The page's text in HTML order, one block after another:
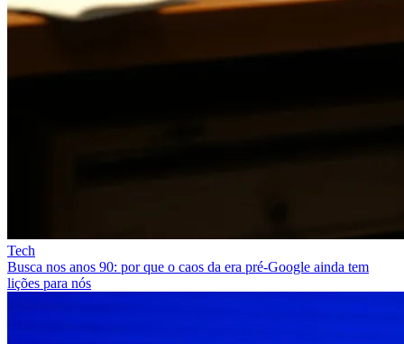
Tech
Busca nos anos 90: por que o caos da era pré‑Google ainda tem
lições para nós